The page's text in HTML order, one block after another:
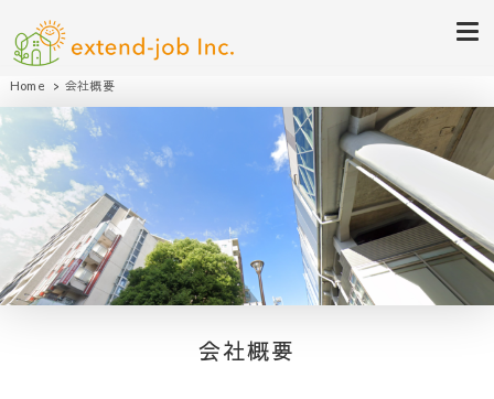
eいえちぇん不動産（by株式会
社extend-job）
綺麗なお部屋探しや清潔感のあるお部屋創りを全力でサポート致します
Home 会社概要
会社概要